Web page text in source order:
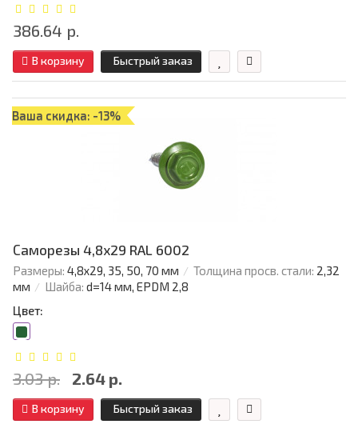
386.64 р.
В корзину Быстрый заказ
Ваша скидка: -13%
Саморезы 4,8х29 RAL 6002
Размеры: 4,8х29, 35, 50, 70 мм Толщина просв. стали: 2,32
мм
Шайба: d=14 мм, EPDM 2,8
Цвет:
3.03 р. 2.64 р.
В корзину Быстрый заказ